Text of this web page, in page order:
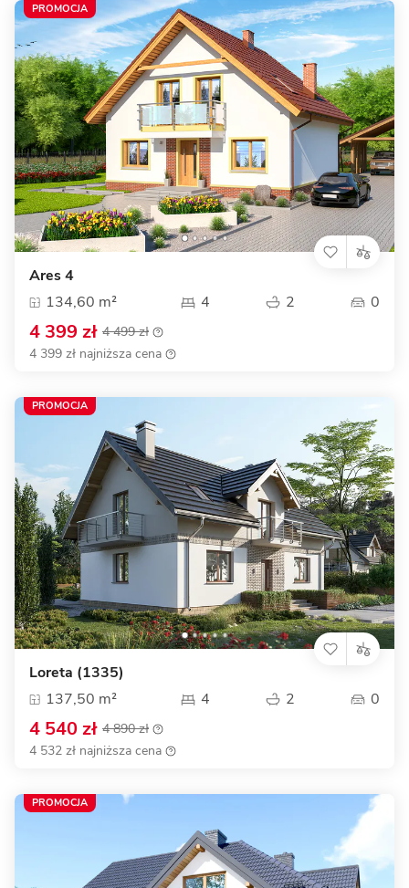
Ares 4
134,60 m²
4 2 0
4 399 zł 4 499 zł
4 399 zł najniższa cena
PROMOCJA
Loreta (1335)
137,50 m²
4 2 0
4 540 zł 4 890 zł
4 532 zł najniższa cena
PROMOCJA
PROMOCJA